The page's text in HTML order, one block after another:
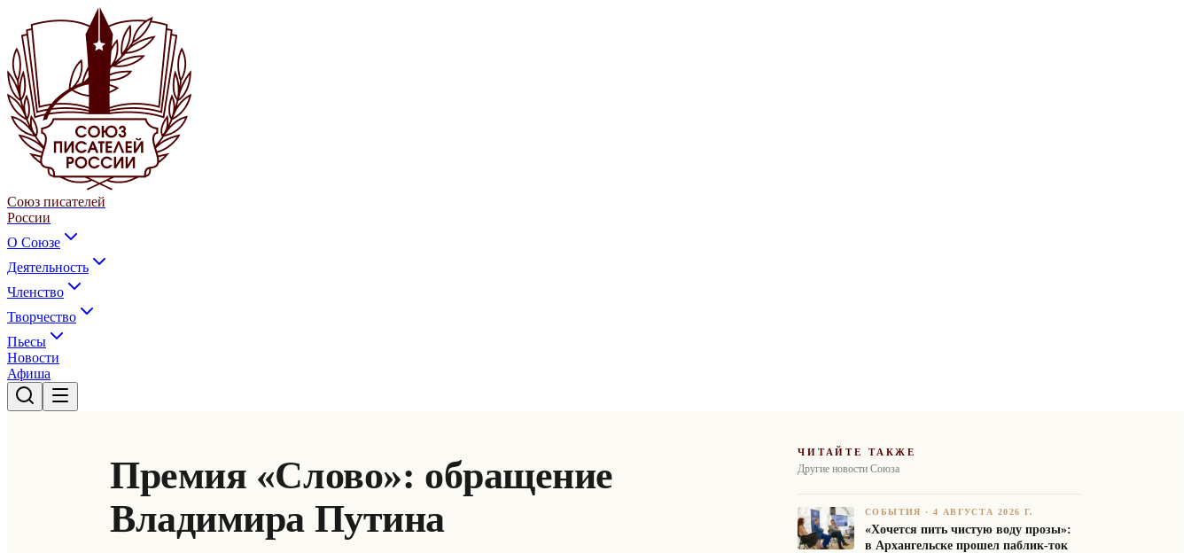
Союз писателей
России
О Союзе
Деятельность
Членство
Творчество
Пьесы
Новости
Афиша
Премия «Слово»: обращение
Владимира Путина
ЧИТАЙТЕ ТАКЖЕ
Другие новости Союза
СОБЫТИЯ ·4 АВГУСТА 2026 Г.
«Хочется пить чистую воду прозы»:
в Архангельске прошел паблик-ток